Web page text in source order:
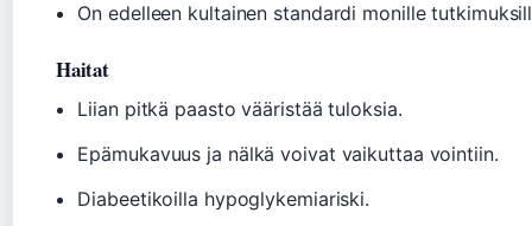
On edelleen kultainen standardi monille
Haitat
Liian pitkä paasto vääristää tuloksia.
Epämukavuus ja nälkä voivat vaikuttaa vointiin.
Diabeetikoilla hypoglykemiariski.